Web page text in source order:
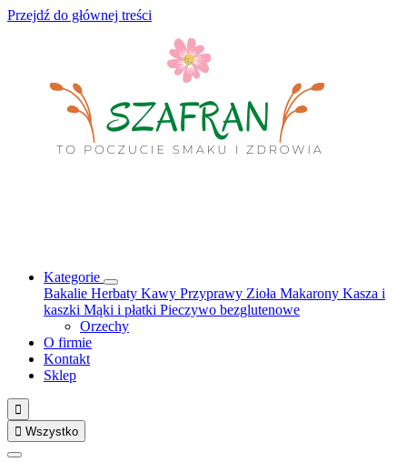
Przejdź do głównej treści
Kategorie
Bakalie Herbaty Kawy Przyprawy Zioła Makarony Kasza i
kaszki Mąki i płatki Pieczywo bezglutenowe
Orzechy
O firmie
Kontakt
Sklep

 Wszystko